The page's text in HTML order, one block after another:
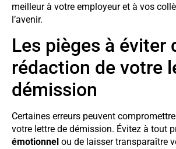
meilleur à votre employeur et à vos
l’avenir.
Les pièges à éviter
rédaction de votre
démission
Certaines erreurs peuvent
votre lettre de démission. Évitez à tout
émotionnel ou de laisser transparaître